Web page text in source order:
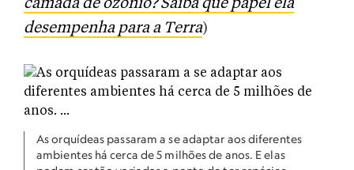
camada de ozônio? Saiba que papel ela
desempenha para a Terra)
As orquídeas passaram a se adaptar aos diferentes
ambientes há cerca de 5 milhões de anos. E elas